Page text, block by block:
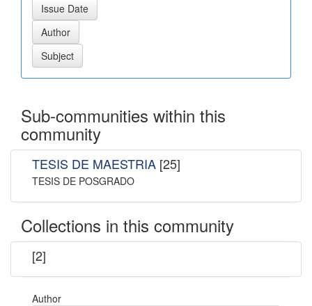
Sub-communities within this
community
TESIS DE MAESTRIA [25]
TESIS DE POSGRADO
Collections in this community
[2]
Author